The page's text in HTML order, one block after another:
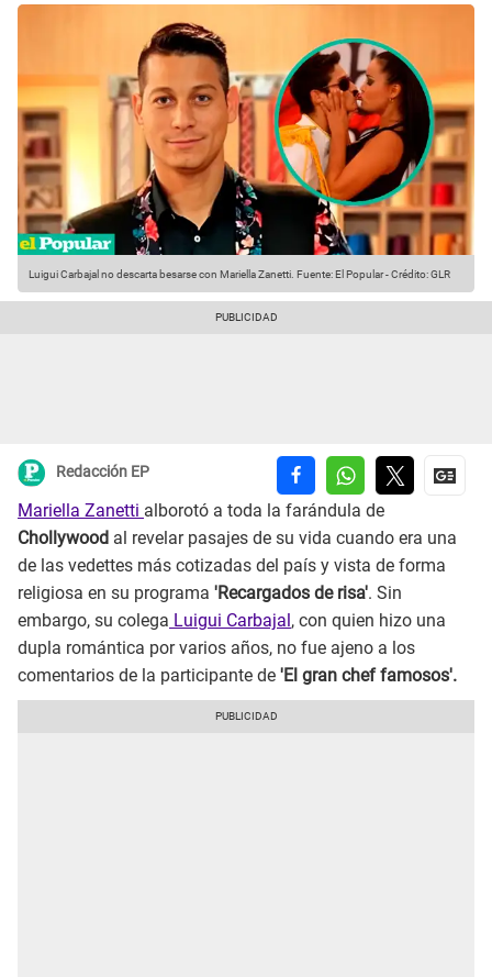
Luigui Carbajal no descarta besarse con Mariella Zanetti. Fuente: El Popular-Crédito: GLR
Redacción EP
Mariella Zanetti alborotó a toda la farándula de
Chollywood al revelar pasajes de su vida cuando era una
de las vedettes más cotizadas del país y vista de forma
religiosa en su programa 'Recargados de risa'. Sin
embargo, su colega Luigui Carbajal , con quien hizo una
dupla romántica por varios años, no fue ajeno a los
comentarios de la participante de 'El gran chef famosos'.